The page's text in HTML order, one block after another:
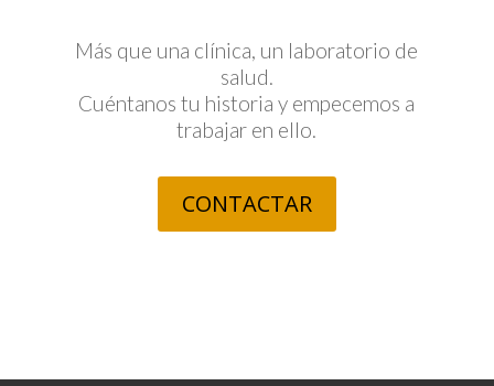
Más que una clínica, un laboratorio de
salud.
Cuéntanos tu historia y empecemos a
trabajar en ello.
CONTACTAR